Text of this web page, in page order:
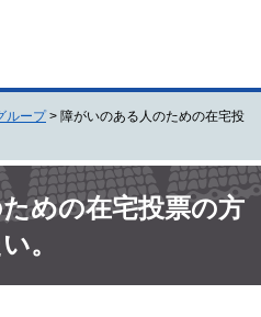
ループ > 障がいのある人のための在宅投
めの在宅投票の方
。